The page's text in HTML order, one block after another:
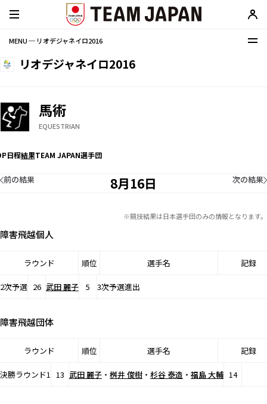
MENU ─ リオデジャネイロ2016
リオデジャネイロ2016
馬術
EQUESTRIAN
日程結果TEAM JAPAN選手団
8月16日
前の結果 次の結果
※競技結果は日本選手団のみの情報となります。
障害飛越個人
ラウンド 順位 選手名 記録
2次予選 26 武田 麗子 5 3次予選進出
障害飛越団体
ラウンド 順位 選手名 記録
決勝ラウンド1 13 武田 麗子 ・ 桝井 俊樹 ・ 杉谷 泰造 ・ 福島 大輔 14